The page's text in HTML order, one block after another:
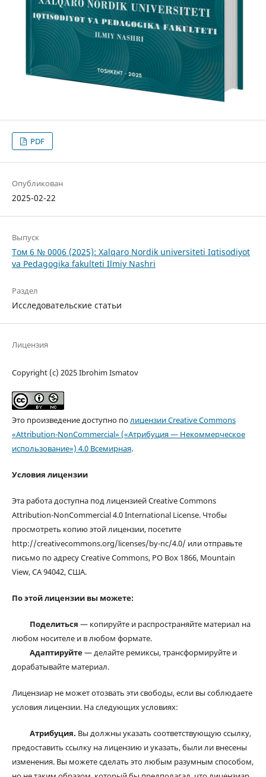
PDF
Опубликован
2025-02-22
Выпуск
Том 6 № 0006 (2025): Xalqaro Nordik universiteti Iqtisodiyot
va Pedagogika fakulteti Ilmiy Nashri
Раздел
Исследовательские статьи
Лицензия
Copyright (c) 2025 Ibrohim Ismatov
Это произведение доступно полицензии Creative Commons
«Attribution-NonCommercial» («Атрибуция — Некоммерческое
использование») 4.0 Всемирная.
Условия лицензии
Эта работа доступна под лицензией Creative Commons
Attribution-NonCommercial 4.0 International License. Чтобы
просмотреть копию этой лицензии, посетите
http://creativecommons.org/licenses/by-nc/4.0/ или отправьте
письмо по адресу Creative Commons, PO Box 1866, Mountain
View, CA 94042, США.
По этой лицензии вы можете:
Поделиться — копируйте и распространяйте материал на
любом носителе и в любом формате.
Адаптируйте— делайте ремиксы, трансформируйте и
дорабатывайте материал.
Лицензиар не может отозвать эти свободы, если вы соблюдаете
условия лицензии. На следующих условиях:
Атрибуция. Вы должны указать соответствующую ссылку,
предоставить ссылку на лицензию и указать, были ли внесены
изменения. Вы можете сделать это любым разумным способом,